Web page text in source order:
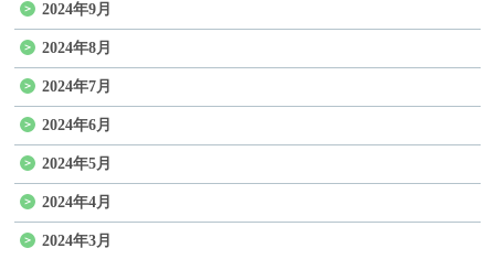
2024年9月
2024年8月
2024年7月
2024年6月
2024年5月
2024年4月
2024年3月